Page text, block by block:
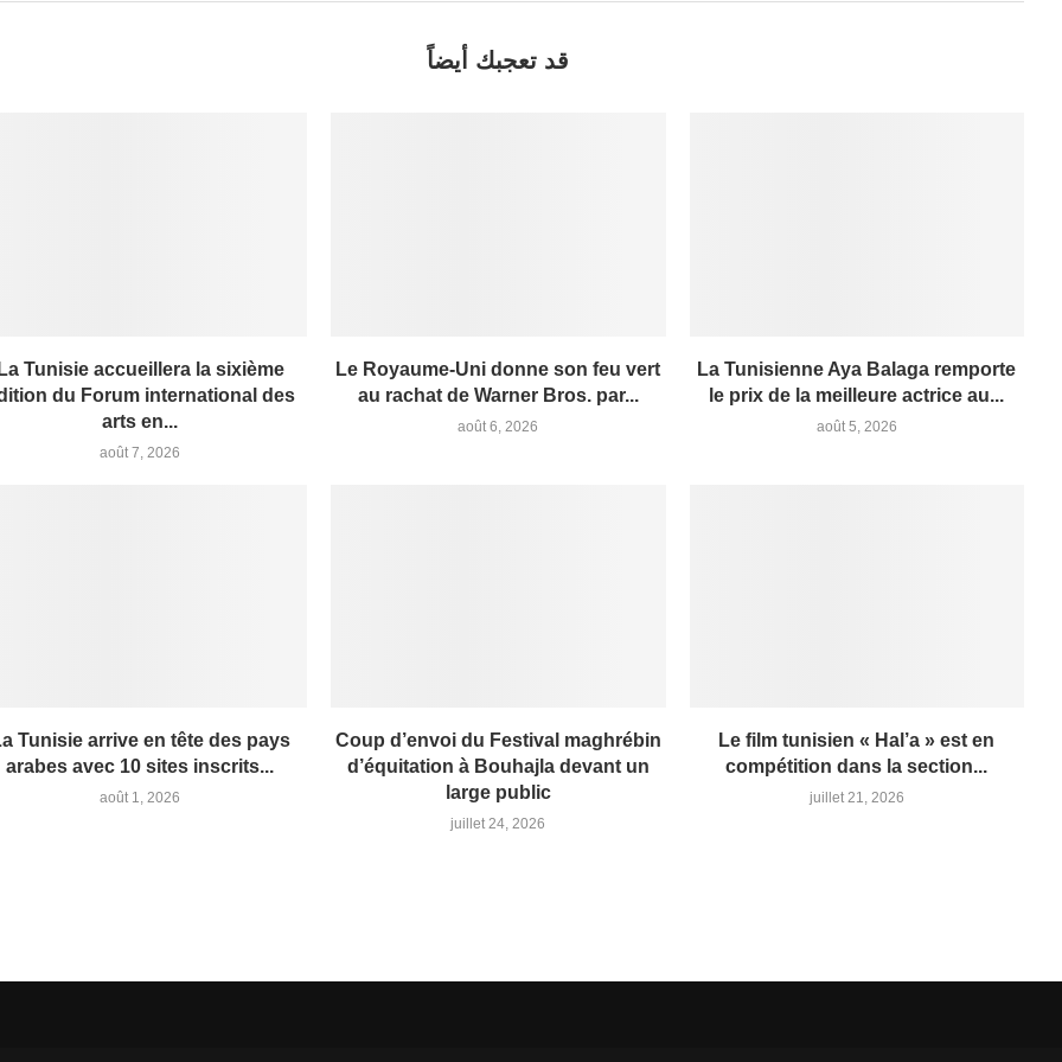
قد تعجبك أيضاً
Tunisie accueillera la sixième
du Forum international des
arts en...
août 7, 2026
Le Royaume-Uni donne son feu vert
au rachat de Warner Bros. par...
août 6, 2026
La Tunisienne Aya Balaga remporte
le prix de la meilleure actrice au...
août 5, 2026
Tunisie arrive en tête des pays
arabes avec 10 sites inscrits...
août 1, 2026
Coup d’envoi du Festival maghrébin
d’équitation à Bouhajla devant un
large public
juillet 24, 2026
Le film tunisien « Hal’a » est en
compétition dans la section...
juillet 21, 2026